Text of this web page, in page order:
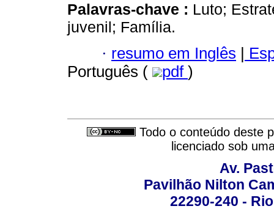
Palavras-chave : Luto;
juvenil; Família.
· resumo em Inglês |
Português (
pdf )
Todo o conteúdo deste
licenciado sob
Av.
Pavilhão Nilton
22290-240 -